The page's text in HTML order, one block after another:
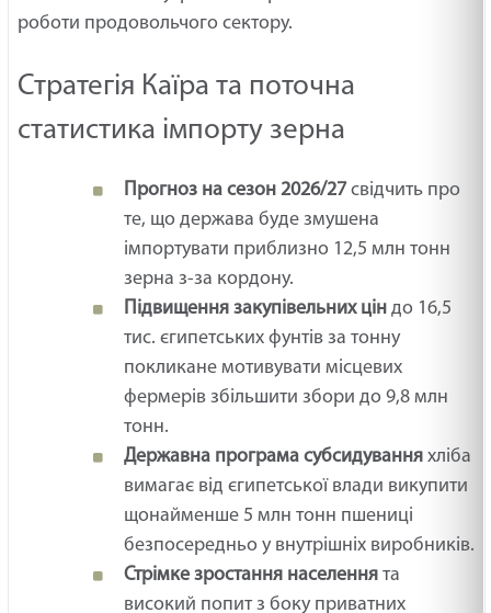
роботи продовольчого сектору.
Стратегія Каїра та поточна
статистика імпорту зерна
Прогноз на сезон 2026/27свідчить про
те, що держава буде змушена
імпортувати приблизно 12,5 млн тонн
зерна з-за кордону.
Підвищення закупівельних цін до 16,5
тис. єгипетських фунтів за тонну
покликане мотивувати місцевих
фермерів збільшити збори до 9,8 млн
тонн.
Державна програма субсидування хліба
вимагає від єгипетської влади викупити
щонайменше 5 млн тонн пшениці
безпосередньо у внутрішніх виробників.
Стрімке зростання населення та
високий попит з боку приватних